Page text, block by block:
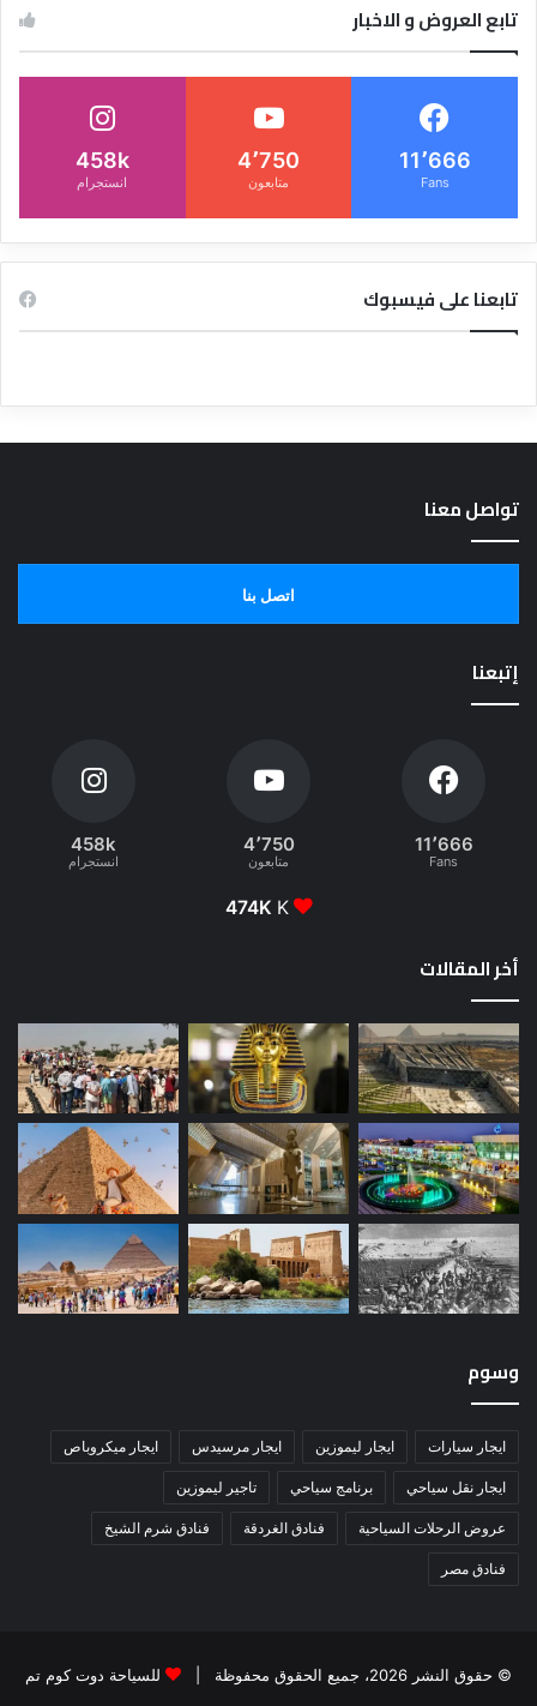
تابع العروض و الاخبار
11٬666
Fans
4٬750
متابعون
458k
انستجرام
تابعنا على فيسبوك
تواصل معنا
اتصل بنا
إتبعنا
11٬666
Fans
4٬750
متابعون
458k
انستجرام
474K K
أخر المقالات
وسوم
ايجار سيارات ايجار ليموزين ايجار مرسيدس ايجار ميكروباص
ايجار نقل سياحي برنامج سياحي تاجير ليموزين
عروض الرحلات السياحية فنادق الغردقة فنادق شرم الشيخ
فنادق مصر
© حقوق النشر 2026، جميع الحقوق محفوظة |
للسياحة دوت كوم تم